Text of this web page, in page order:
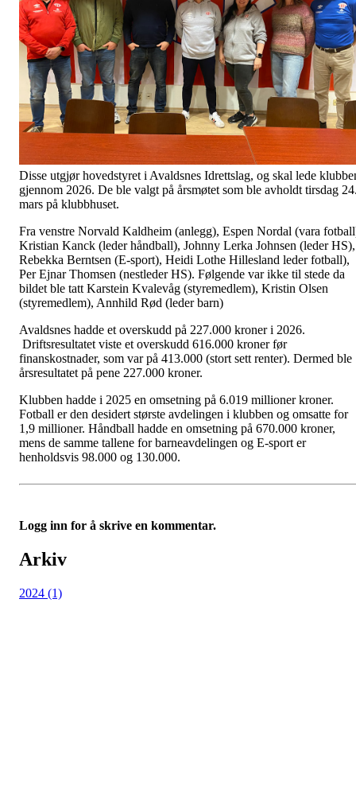
Disse utgjør hovedstyret i Avaldsnes Idrettslag, og skal lede
gjennom 2026. De ble valgt på årsmøtet som ble avholdt tirsdag
mars på klubbhuset.
Fra venstre Norvald Kaldheim (anlegg), Espen Nordal (vara
Kristian Kanck (leder håndball), Johnny Lerka Johnsen (leder HS),
Rebekka Berntsen (E-sport), Heidi Lothe Hillesland leder fotball),
Per Ejnar Thomsen (nestleder HS). Følgende var ikke til stede da
bildet ble tatt Karstein Kvalevåg (styremedlem), Kristin Olsen
(styremedlem), Annhild Rød (leder barn)
Avaldsnes hadde et overskudd på 227.000 kroner i 2026.
Driftsresultatet viste et overskudd 616.000 kroner før
finanskostnader, som var på 413.000 (stort sett renter). Dermed ble
årsresultatet på pene 227.000 kroner.
Klubben hadde i 2025 en omsetning på 6.019 millioner kroner.
Fotball er den desidert største avdelingen i klubben og omsatte for
1,9 millioner. Håndball hadde en omsetning på 670.000 kroner,
mens de samme tallene for barneavdelingen og E-sport er
henholdsvis 98.000 og 130.000.
Logg inn for å skrive en kommentar.
Arkiv
2024 (1)